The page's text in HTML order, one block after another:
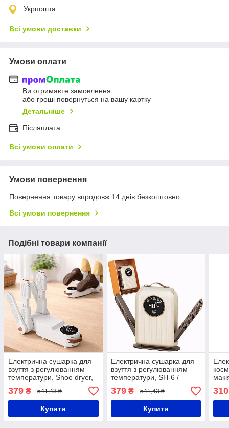
Укрпошта
Всі умови доставки
Умови оплати
Ви отримаєте замовлення
або гроші повернуться на вашу картку
Детальніше
Післяплата
Всі умови оплати
Умови повернення
Повернення товару впродовж 14 днів безкоштовно
Всі умови повернення
Подібні товари компанії
Електрична сушарка для
взуття з регулюванням
температури, Shoe dryer,
для взуття / Взуттєва
сушка
379 ₴ 541,43 ₴
Купити
Електрична сушарка для
взуття з регулюванням
температури, SH-6 /
Сушарка для рукавичок /
Електросушарка для
взуття / Взуттєва сушка
379₴ 541,43 ₴
Купити